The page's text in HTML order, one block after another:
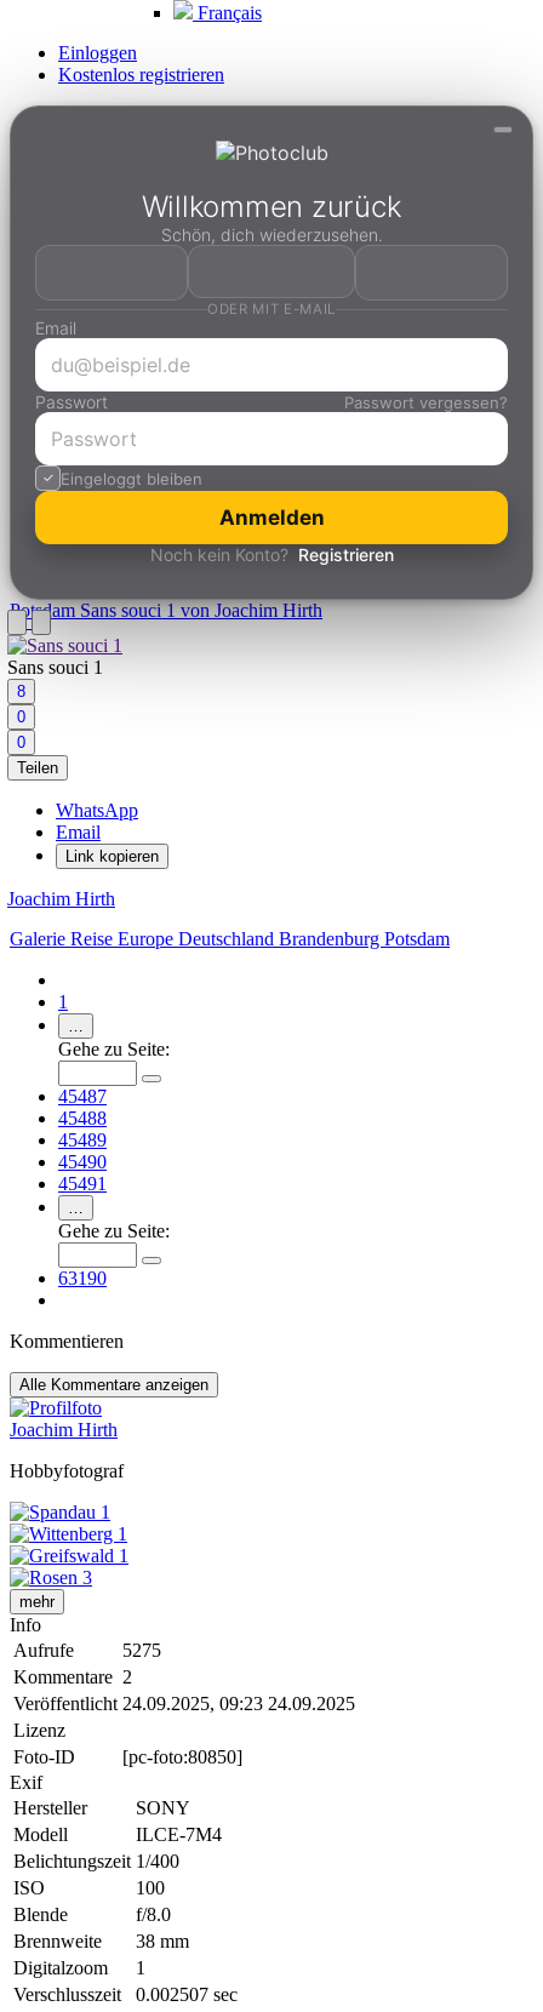
Français
Einloggen
Kostenlos registrieren
Willkommen zurück
Schön, dich wiederzusehen.
ODER MIT E-MAIL
Email
Passwort Passwort vergessen?
Eingeloggt bleiben
Anmelden
Noch kein Konto? Registrieren
PotsdamSans souci 1 von Joachim Hirth
Sans souci 1
8
0
0
Teilen
WhatsApp
Email
Link kopieren
Joachim Hirth
Galerie Reise Europe Deutschland Brandenburg Potsdam
1
…
Gehe zu Seite:
45487
45488
45489
45490
45491
…
Gehe zu Seite:
63190
Kommentieren
Alle Kommentare anzeigen
Joachim Hirth
Hobbyfotograf
mehr
Info
Aufrufe
5275
Kommentare 2
Veröffentlicht 24.09.2025, 09:23 24.09.2025
Lizenz
Foto-ID
[pc-foto:80850]
Exif
Hersteller
SONY
Modell
ILCE-7M4
Belichtungszeit 1/400
ISO
100
Blende
f/8.0
Brennweite
38 mm
Digitalzoom
1
Verschlusszeit
0.002507 sec